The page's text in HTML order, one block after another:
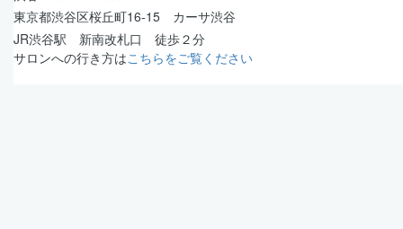
東京都渋谷区桜丘町16-15 カーサ渋谷
JR渋谷駅 新南改札口 徒歩２分
サロンへの行き方はこちらをご覧ください